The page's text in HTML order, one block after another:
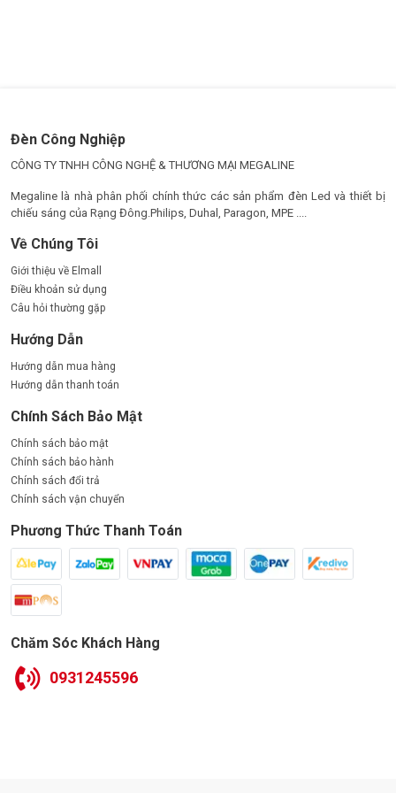
Đèn Công Nghiệp
CÔNG TY TNHH CÔNG NGHỆ & THƯƠNG MẠI MEGALINE
Megaline là nhà phân phối chính thức các sản phẩm đèn Led và thiết bị
chiếu sáng của Rạng Đông.Philips, Duhal, Paragon, MPE ....
Về Chúng Tôi
Giới thiệu về Elmall
Điều khoản sử dụng
Câu hỏi thường gặp
Hướng Dẫn
Hướng dẫn mua hàng
Hướng dẫn thanh toán
Chính Sách Bảo Mật
Chính sách bảo mật
Chính sách bảo hành
Chính sách đổi trả
Chính sách vận chuyển
Phương Thức Thanh Toán
Chăm Sóc Khách Hàng
0931245596